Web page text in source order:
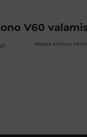
V60
Maksa kolmes